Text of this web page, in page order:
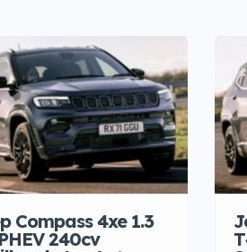
Compass 4xe 1.3
240cv